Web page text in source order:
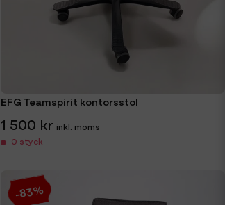
EFG Teamspirit kontorsstol
1 500 kr
0 styck
-83%